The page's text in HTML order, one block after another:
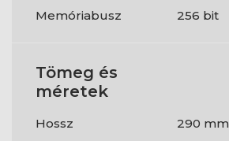
Memóriabusz 256 bit
Tömeg és
méretek
Hossz 290 mm